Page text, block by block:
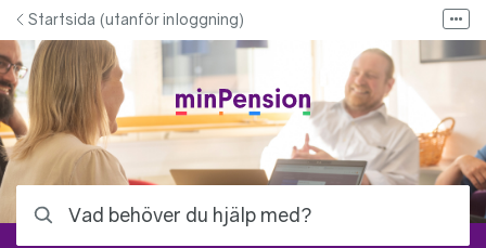
Hoppa till innehåll
Startsida (utanför inloggning)
Bloggen - Allt om pension
Kontakta oss
Kontakta ditt pensionsbolag
Logga in på minPension
Fler